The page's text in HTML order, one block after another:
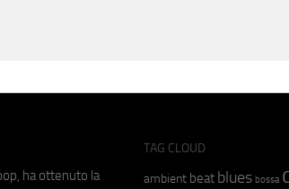
ha ottenuto la
TAG CLOUD
ambient beat blues bossa